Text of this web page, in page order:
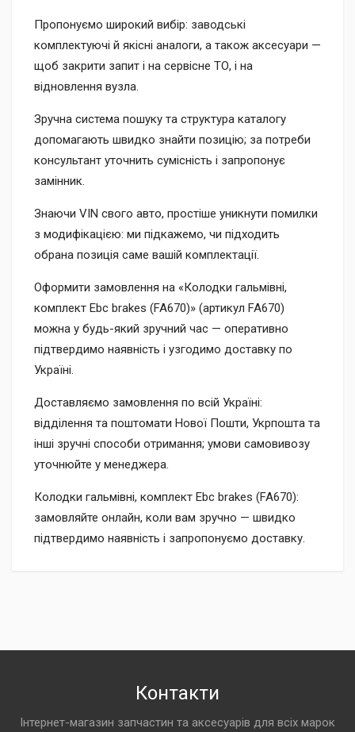
Пропонуємо широкий вибір: заводські
комплектуючі й якісні аналоги, а також аксесуари —
щоб закрити запит і на сервісне ТО, і на
відновлення вузла.
Зручна система пошуку та структура каталогу
допомагають швидко знайти позицію; за потреби
консультант уточнить сумісність і запропонує
замінник.
Знаючи VIN свого авто, простіше уникнути помилки
з модифікацією: ми підкажемо, чи підходить
обрана позиція саме вашій комплектації.
Оформити замовлення на «Колодки гальмівні,
комплект Ebc brakes (FA670)» (артикул FA670)
можна у будь-який зручний час — оперативно
підтвердимо наявність і узгодимо доставку по
Україні.
Доставляємо замовлення по всій Україні:
відділення та поштомати Нової Пошти, Укрпошта та
інші зручні способи отримання; умови самовивозу
уточнюйте у менеджера.
Колодки гальмівні, комплект Ebc brakes (FA670):
замовляйте онлайн, коли вам зручно — швидко
підтвердимо наявність і запропонуємо доставку.
Контакти
Інтернет-магазин запчастин та аксесуарів для всіх марок